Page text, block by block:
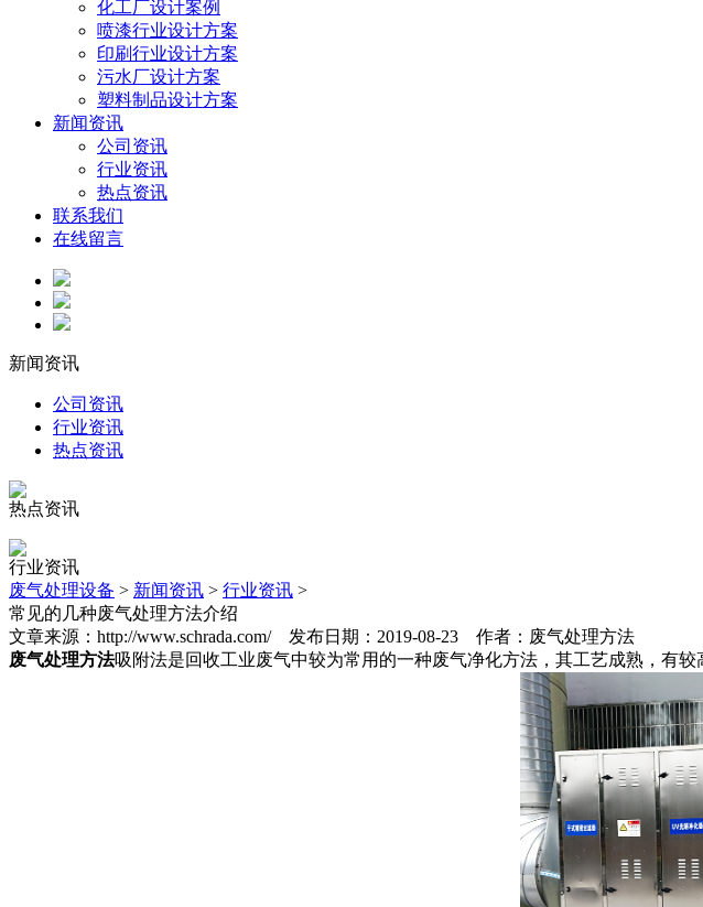
化工厂设计案例
喷漆行业设计方案
印刷行业设计方案
污水厂设计方案
塑料制品设计方案
新闻资讯
公司资讯
行业资讯
热点资讯
联系我们
在线留言
新闻资讯
公司资讯
行业资讯
热点资讯
热点资讯
行业资讯
废气处理设备 > 新闻资讯 > 行业资讯 >
常见的几种废气处理方法介绍
文章来源：http://www.schrada.com/ 发布日期：2019-08-23 作者：废气处理方法
废气处理方法吸附法是回收工业废气中较为常用的一种废气净化方法，其工艺成熟，有